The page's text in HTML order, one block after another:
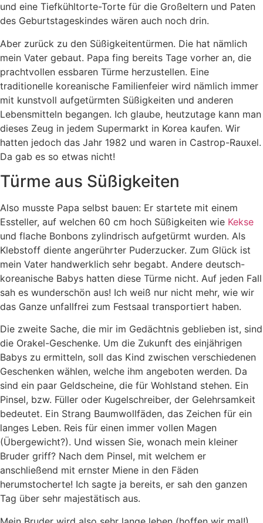
und eine Tiefkühltorte-Torte für die Großeltern und Paten
des Geburtstageskindes wären auch noch drin.
Aber zurück zu den Süßigkeitentürmen. Die hat nämlich
mein Vater gebaut. Papa fing bereits Tage vorher an, die
prachtvollen essbaren Türme herzustellen. Eine
traditionelle koreanische Familienfeier wird nämlich immer
mit kunstvoll aufgetürmten Süßigkeiten und anderen
Lebensmitteln begangen. Ich glaube, heutzutage kann man
dieses Zeug in jedem Supermarkt in Korea kaufen. Wir
hatten jedoch das Jahr 1982 und waren in Castrop-Rauxel.
Da gab es so etwas nicht!
Türme aus Süßigkeiten
Also musste Papa selbst bauen: Er startete mit einem
Essteller, auf welchen 60 cm hoch Süßigkeiten wie Kekse
und flache Bonbons zylindrisch aufgetürmt wurden. Als
Klebstoff diente angerührter Puderzucker. Zum Glück ist
mein Vater handwerklich sehr begabt. Andere deutsch-
koreanische Babys hatten diese Türme nicht. Auf jeden Fall
sah es wunderschön aus! Ich weiß nur nicht mehr, wie wir
das Ganze unfallfrei zum Festsaal transportiert haben.
Die zweite Sache, die mir im Gedächtnis geblieben ist, sind
die Orakel-Geschenke. Um die Zukunft des einjährigen
Babys zu ermitteln, soll das Kind zwischen verschiedenen
Geschenken wählen, welche ihm angeboten werden. Da
sind ein paar Geldscheine, die für Wohlstand stehen. Ein
Pinsel, bzw. Füller oder Kugelschreiber, der Gelehrsamkeit
bedeutet. Ein Strang Baumwollfäden, das Zeichen für ein
langes Leben. Reis für einen immer vollen Magen
(Übergewicht?). Und wissen Sie, wonach mein kleiner
Bruder griff? Nach dem Pinsel, mit welchem er
anschließend mit ernster Miene in den Fäden
herumstocherte! Ich sagte ja bereits, er sah den ganzen
Tag über sehr majestätisch aus.